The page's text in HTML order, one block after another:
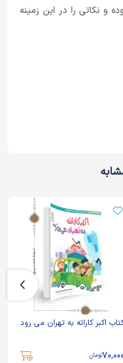
و نکاتی را در این زمینه
اکبر کاراته به تهران می رود
70,000تومان